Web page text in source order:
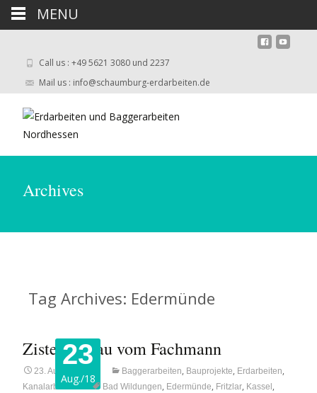
Call us : +49 5621 3080 und 2237
Mail us : info@schaumburg-erdarbeiten.de
Archives
Tag Archives: Edermünde
23
Aug./18
Zisternenbau vom Fachmann
23. August 2018 Baggerarbeiten, Bauprojekte, Erdarbeiten,
Kanalarbeiten Bad Wildungen, Edermünde, Fritzlar, Kassel ,
MENU